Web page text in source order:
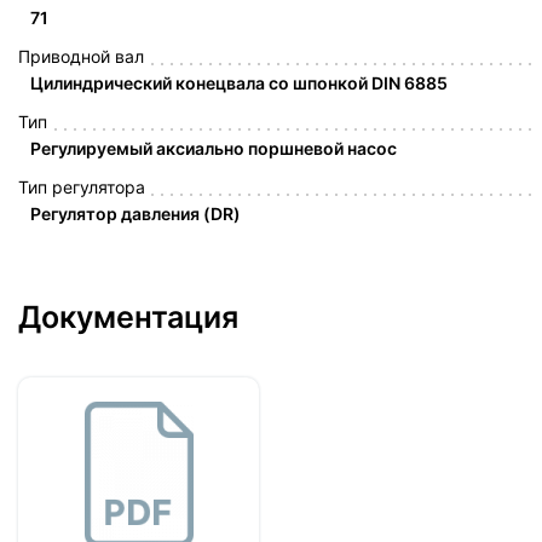
71
Приводной вал
Цилиндрический конецвала со шпонкой DIN 6885
Тип
Регулируемый аксиально поршневой насос
Тип регулятора
Регулятор давления (DR)
Документация